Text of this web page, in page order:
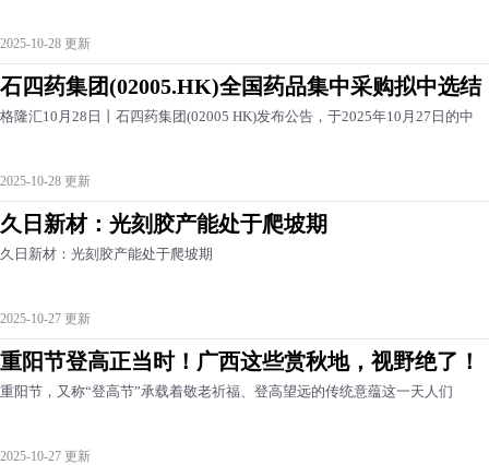
2025-10-28 更新
石四药集团(02005.HK)全国药品集中采购拟中选结
格隆汇10月28日丨石四药集团(02005 HK)发布公告，于2025年10月27日的中
2025-10-28 更新
久日新材：光刻胶产能处于爬坡期
久日新材：光刻胶产能处于爬坡期
2025-10-27 更新
重阳节登高正当时！广西这些赏秋地，视野绝了！
重阳节，又称“登高节”承载着敬老祈福、登高望远的传统意蕴这一天人们
2025-10-27 更新